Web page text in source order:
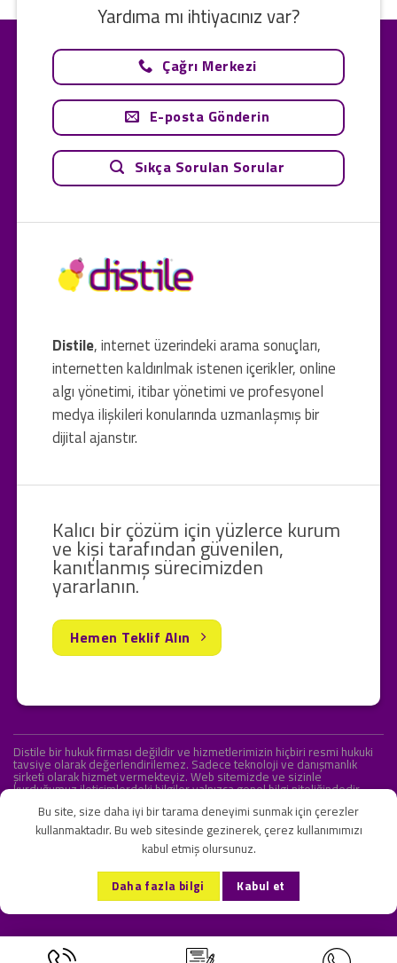
Distile, internet üzerindeki arama sonuçları,
internetten kaldırılmak istenen içerikler, online
algı yönetimi, itibar yönetimi ve profesyonel
medya ilişkileri konularında uzmanlaşmış bir
dijital ajanstır.
Yardıma mı ihtiyacınız var?
Çağrı Merkezi
E-posta Gönderin
Sıkça Sorulan Sorular
Kalıcı bir çözüm için yüzlerce kurum
ve kişi tarafından güvenilen,
kanıtlanmış sürecimizden
yararlanın.
Hemen Teklif Alın
Distile bir hukuk firması değildir ve hizmetlerimizin hiçbiri resmi hukuki
tavsiye olarak değerlendirilemez. Sadece teknoloji ve danışmanlık
şirketi olarak hizmet vermekteyiz. Web sitemizde ve sizinle
kurduğumuz iletişimlerdeki bilgiler yalnızca genel bilgi niteliğindedir.
KVKK ve Gizlilik Sözleşmesi S.S.S. İletişim
Copyright 2026 ©Onlipr Teknoloji ve Ticaret A.Ş.
Bu site, size daha iyi bir tarama deneyimi sunmak için çerezler
kullanmaktadır. Bu web sitesinde gezinerek, çerez kullanımımızı
kabul etmiş olursunuz.
Daha fazla bilgi Kabul et